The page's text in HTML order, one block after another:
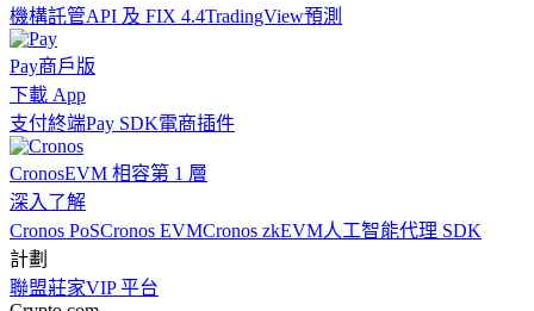
機構託管API 及 FIX 4.4TradingView預測
Pay商戶版
下載 App
支付終端Pay SDK電商插件
CronosEVM 相容第 1 層
深入了解
Cronos PoSCronos EVMCronos zkEVM人工智能代理 SDK
計劃
聯盟莊家VIP 平台